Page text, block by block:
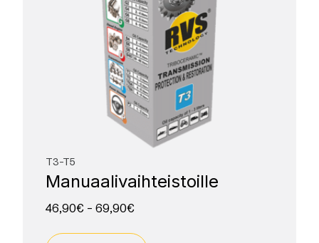
T3-T5
Manuaali­vaihteistoille
46,90€ – 69,90€